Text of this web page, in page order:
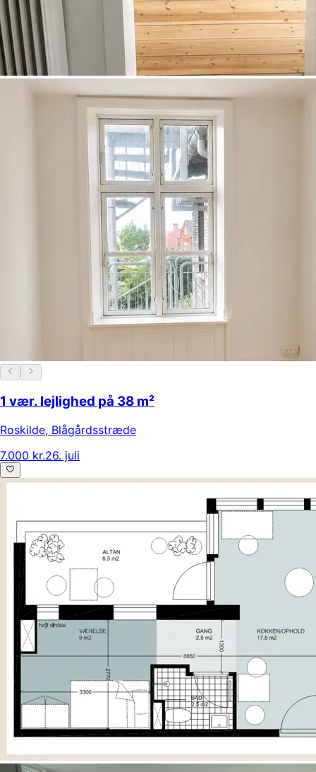
1 vær. lejlighed på 38 m²
Roskilde, Blågårdsstræde
7.000 kr.26. juli